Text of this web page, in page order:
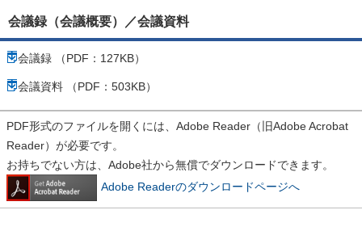
会議録（会議概要）／会議資料
会議録 （PDF：127KB）
会議資料 （PDF：503KB）
PDF形式のファイルを開くには、Adobe Reader（旧Adobe Acrobat
Reader）が必要です。
お持ちでない方は、Adobe社から無償でダウンロードできます。
Adobe Readerのダウンロードページへ